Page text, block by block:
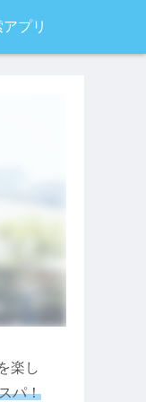
プリ
楽し
パ！